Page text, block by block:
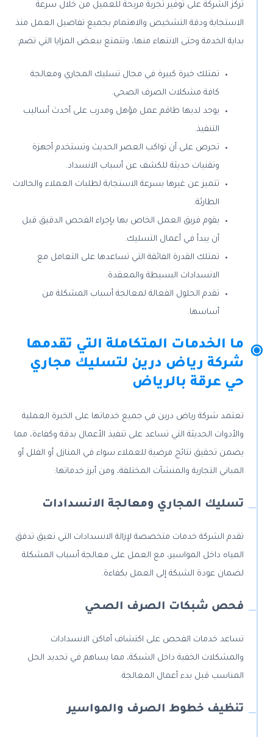
تركز الشركة على توفير تجربة مريحة للعميل من خلال سرعة
الاستجابة ودقة التشخيص والاهتمام بجميع تفاصيل العمل منذ
بداية الخدمة وحتى الانتهاء منها، وتتمتع ببعض المزايا التي تضم:
تمتلك خبرة كبيرة في مجال تسليك المجاري ومعالجة
كافة مشكلات الصرف الصحي.
يوجد لديها طاقم عمل مؤهل ومدرب على أحدث أساليب
التنفيذ.
تحرص على أن تواكب العصر الحديث وتستخدم أجهزة
وتقنيات حديثة للكشف عن أسباب الانسداد.
تتميز عن غيرها بسرعة الاستجابة لطلبات العملاء والحالات
الطارئة.
يقوم فريق العمل الخاص بها بإجراء الفحص الدقيق قبل
أن يبدأ في أعمال التسليك.
تمتلك القدرة الفائقة التي تساعدها على التعامل مع
الانسدادات البسيطة والمعقدة.
تقدم الحلول الفعالة لمعالجة أسباب المشكلة من
أساسها.
ما الخدمات المتكاملة التي تقدمها
شركة رياض درين لتسليك مجاري
حي عرقة بالرياض
تعتمد شركة رياض درين في جميع خدماتها على الخبرة العملية
والأدوات الحديثة التي تساعد على تنفيذ الأعمال بدقة وكفاءة، مما
يضمن تحقيق نتائج مرضية للعملاء سواء في المنازل أو الفلل أو
المباني التجارية والمنشآت المختلفة، ومن أبرز خدماتها:
تسليك المجاري ومعالجة الانسدادات
تقدم الشركة خدمات متخصصة لإزالة الانسدادات التي تعيق تدفق
المياه داخل المواسير، مع العمل على معالجة أسباب المشكلة
لضمان عودة الشبكة إلى العمل بكفاءة.
فحص شبكات الصرف الصحي
تساعد خدمات الفحص على اكتشاف أماكن الانسدادات
والمشكلات الخفية داخل الشبكة، مما يساهم في تحديد الحل
المناسب قبل بدء أعمال المعالجة.
تنظيف خطوط الصرف والمواسير